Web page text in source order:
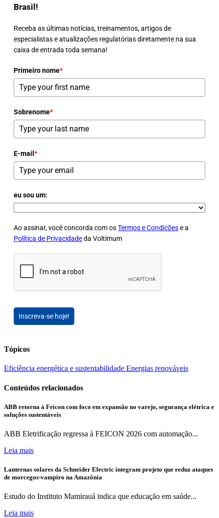
Brasil!
Receba as últimas notícias, treinamentos, artigos de
especialistas e atualizações regulatórias diretamente na sua
caixa de entrada toda semana!
Primeiro nome*
Sobrenome*
E-mail *
eu sou um:
Ao assinar, você concorda com osTermos e Condiçõese a
Política de Privacidadeda Voltimum
Inscreva-se hoje!
Tópicos
Eficiência energética e sustentabilidade Energias renováveis
Conteúdos relacionados
ABB retorna à Feicon com foco em expansão no varejo, segurança elétrica e
soluções sustentáveis
ABB Eletrificação regressa à FEICON 2026 com automação...
Leia mais
Lanternas solares da Schneider Electric integram projeto que reduz ataques
de morcegos-vampiro na Amazônia
Estudo do Instituto Mamirauá indica que educação em saúde...
Leia mais